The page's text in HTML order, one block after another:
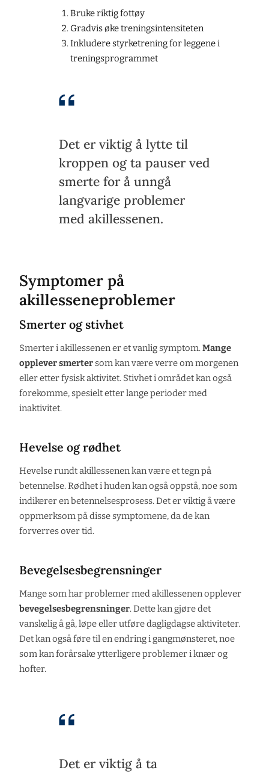
Bruke riktig fottøy
Gradvis øke treningsintensiteten
Inkludere styrketrening for leggene i
treningsprogrammet
Det er viktig å lytte til
kroppen og ta pauser ved
smerte for å unngå
langvarige problemer
med akillessenen.
Symptomer på
akillesseneproblemer
Smerter og stivhet
Smerter i akillessenen er et vanlig symptom.Mange
opplever smertersom kan være verre om morgenen
eller etter fysisk aktivitet. Stivhet i området kan også
forekomme, spesielt etter lange perioder med
inaktivitet.
Hevelse og rødhet
Hevelse rundt akillessenen kan være et tegn på
betennelse. Rødhet i huden kan også oppstå, noe som
indikerer en betennelsesprosess. Det er viktig å være
oppmerksom på disse symptomene, da de kan
forverres over tid.
Bevegelsesbegrensninger
Mange som har problemer med akillessenen opplever
bevegelsesbegrensninger. Dette kan gjøre det
vanskelig å gå, løpe eller utføre dagligdagse aktiviteter.
Det kan også føre til en endring i gangmønsteret, noe
som kan forårsake ytterligere problemer i knær og
hofter.
Det er viktig å ta